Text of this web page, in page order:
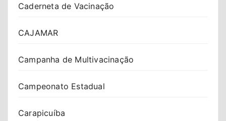
Caderneta de Vacinação
CAJAMAR
Campanha de Multivacinação
Campeonato Estadual
Carapicuíba